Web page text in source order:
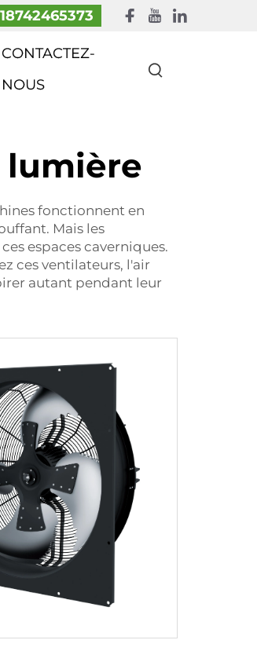
CONTACTEZ-
NOUS
lumière
fonctionnent en
Mais les
espaces caverniques.
ces ventilateurs, l'air
autant pendant leur